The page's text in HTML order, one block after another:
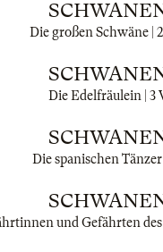
Die großen Schwäne |
Die Edelfräulein | 3
Die spanischen
und Gefährten